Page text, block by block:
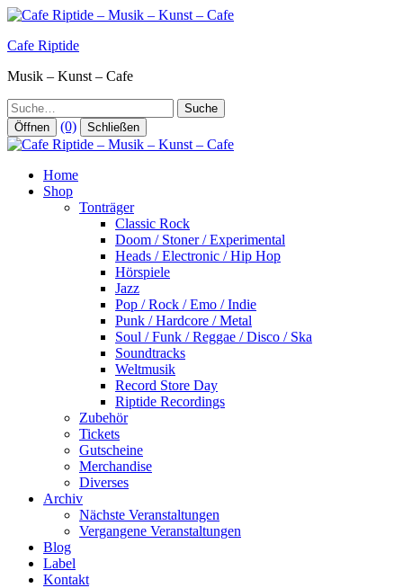
Zum
springen
Cafe Riptide
Musik – Kunst – Cafe
Suche
Öffnen (0) Schließen
Home
Shop
Tonträger
Classic Rock
Doom / Stoner / Experimental
Heads / Electronic / Hip Hop
Hörspiele
Jazz
Pop / Rock / Emo / Indie
Punk / Hardcore / Metal
Soul / Funk / Reggae / Disco / Ska
Soundtracks
Weltmusik
Record Store Day
Riptide Recordings
Zubehör
Tickets
Gutscheine
Merchandise
Diverses
Archiv
Nächste Veranstaltungen
Vergangene Veranstaltungen
Blog
Label
Kontakt